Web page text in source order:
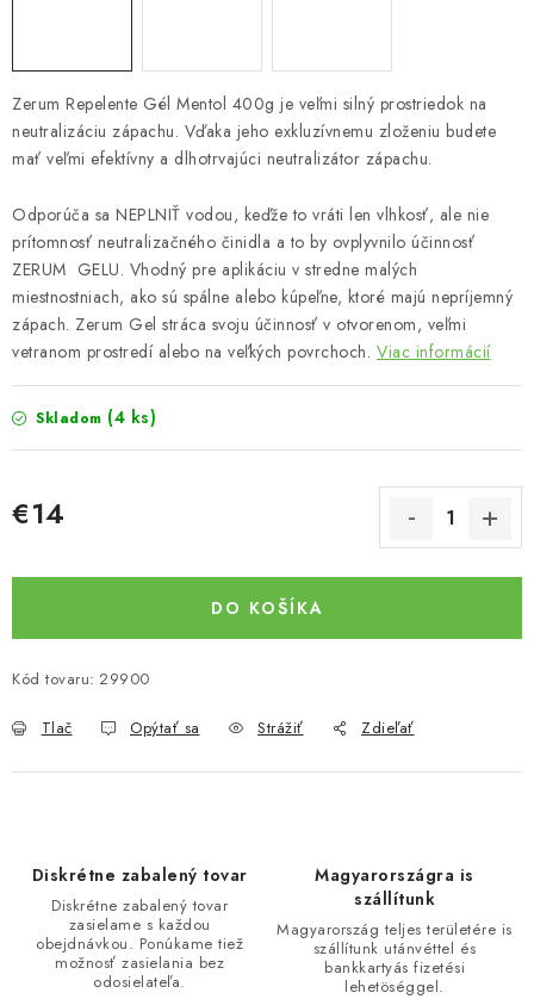
Zerum Repelente Gél Mentol 400g je veľmi silný prostriedok na
neutralizáciu zápachu. Vďaka jeho exkluzívnemu zloženiu budete
mať veľmi efektívny a dlhotrvajúci neutralizátor zápachu.
Odporúča sa NEPLNIŤ vodou, keďže to vráti len vlhkosť, ale nie
prítomnosť neutralizačného činidla a to by ovplyvnilo účinnosť
ZERUM GELU. Vhodný pre aplikáciu v stredne malých
miestnostniach, ako sú spálne alebo kúpeľne, ktoré majú nepríjemný
zápach. Zerum Gel stráca svoju účinnosť v otvorenom, veľmi
vetranom prostredí alebo na veľkých povrchoch. Viac informácií
Skladom (4 ks)
€14
DO KOŠÍKA
Kód tovaru: 29900
Tlač Opýtať sa Strážiť Zdieľať
Diskrétne zabalený tovar
Diskrétne zabalený tovar
zasielame s každou
obejdnávkou. Ponúkame tiež
možnosť zasielania bez
odosielateľa.
Magyarországra is
szállítunk
Magyarország teljes területére is
szállítunk utánvéttel és
bankkartyás fizetési
lehetöséggel.